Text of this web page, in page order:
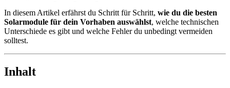
In diesem Artikel erfährst du Schritt für Schritt, wie du die besten
Solarmodule für dein Vorhaben auswählst, welche technischen
Unterschiede es gibt und welche Fehler du unbedingt vermeiden
solltest.
Inhalt